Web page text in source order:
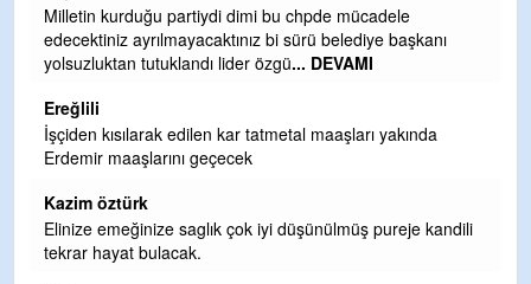
Milletin kurduğu partiydi dimi bu chpde mücadele
edecektiniz ayrılmayacaktınız bi sürü belediye başkanı
yolsuzluktan tutuklandı lider özgü... DEVAMI
Ereğlili
İşçiden kısılarak edilen kar tatmetal maaşları yakında
Erdemir maaşlarını geçecek
Kazim öztürk
Elinize emeğinize saglık çok iyi düşünülmüş pureje kandili
tekrar hayat bulacak.